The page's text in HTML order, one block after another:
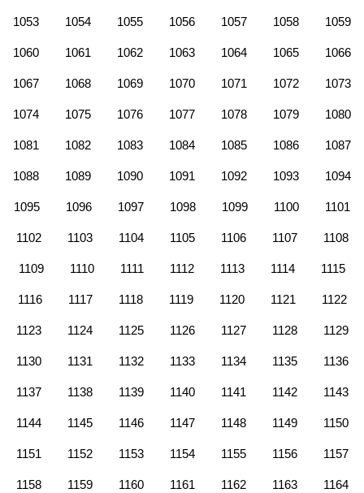
1053 1054 1055 1056 1057 1058 1059
1060 1061 1062 1063 1064 1065 1066
1067 1068 1069 1070 1071 1072 1073
1074 1075 1076 1077 1078 1079 1080
1081 1082 1083 1084 1085 1086 1087
1088 1089 1090 1091 1092 1093 1094
1095 1096 1097 1098 1099 1100 1101
1102 1103 1104 1105 1106 1107 1108
1109 1110 1111 1112 1113 1114 1115
1116 1117 1118 1119 1120 1121 1122
1123 1124 1125 1126 1127 1128 1129
1130 1131 1132 1133 1134 1135 1136
1137 1138 1139 1140 1141 1142 1143
1144 1145 1146 1147 1148 1149 1150
1151 1152 1153 1154 1155 1156 1157
1158 1159 1160 1161 1162 1163 1164